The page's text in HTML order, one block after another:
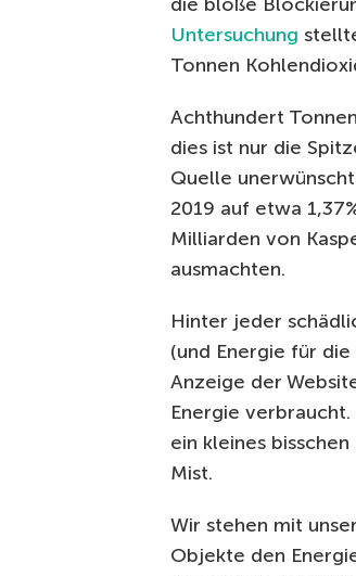
Untersuchung
Tonnen
Achthundert
dies ist nur die
Quelle
2019 auf etwa
Milliarden von
ausmachten.
Hinter jeder
(und Energie für
Anzeige der
Energie
ein kleines
Mist.
Wir stehen mit
Objekte den